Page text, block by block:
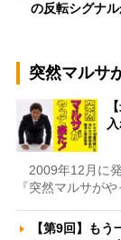
の反転シグナ
突然マルサ
2009年12月に
『突然マルサが
【第9回】も